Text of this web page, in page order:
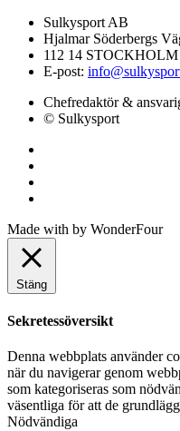
Sulkysport AB
Hjalmar Söderbergs
112 14 STOCKHOLM
E-post:
Chefredaktör &
© Sulkysport
Made with by WonderFour
Stäng
Sekretessöversikt
Denna webbplats använder
när du navigerar genom
som kategoriseras som
väsentliga för att de
Nödvändiga